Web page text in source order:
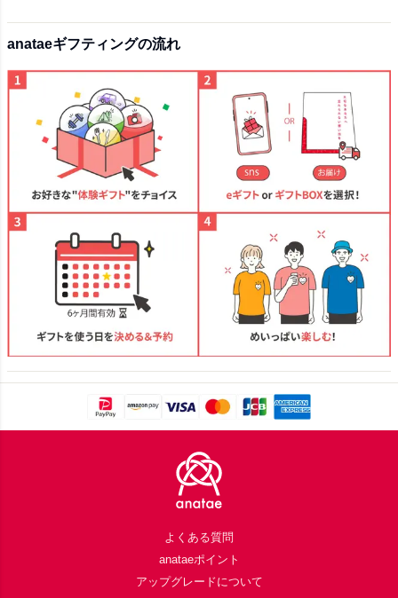
anataeギフティングの流れ
よくある質問
anataeポイント
アップグレードについて